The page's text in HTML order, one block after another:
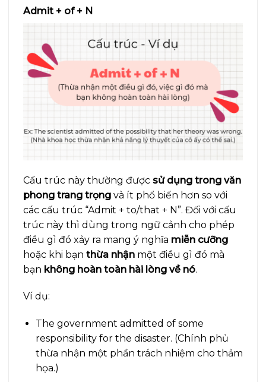
Admit + of + N
Cấu trúc này thường được sử dụng trong văn
phong trang trọng và ít phổ biến hơn so với
các cấu trúc “Admit + to/that + N”. Đối với cấu
trúc này thì dùng trong ngữ cảnh cho phép
điều gì đó xảy ra mang ý nghĩa miễn cưỡng
hoặc khi bạn thừa nhận một điều gì đó mà
bạn không hoàn toàn hài lòng về nó.
Ví dụ:
The government admitted of some
responsibility for the disaster. (Chính phủ
thừa nhận một phần trách nhiệm cho thảm
họa.)